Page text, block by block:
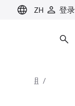
ZH 登录
冷凝機組